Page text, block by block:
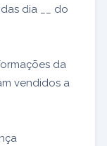
dia __ do
da
vendidos a